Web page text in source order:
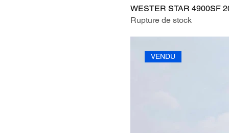
WESTER STAR 4900SF
Rupture de stock
VENDU